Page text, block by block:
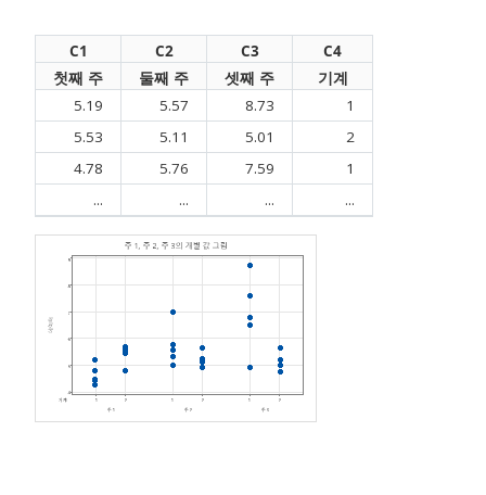
C1 C2 C3
C4
첫째 주
둘째 주 셋째 주
기계
5.19
5.57 8.73
1
5.53
5.11 5.01
2
4.78
5.76 7.59
1
...
... ... ...